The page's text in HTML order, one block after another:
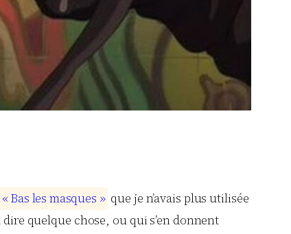
«Bas les masques » que je n’avais plus utilisée
quelque chose, ou qui s’en donnent